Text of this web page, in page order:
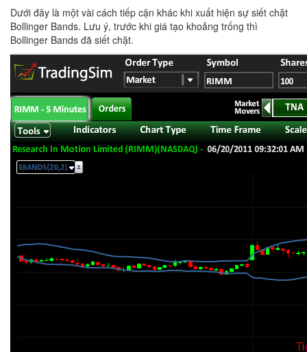
Dưới đây là một vài cách tiếp cận khác khi xuất hiện sự siết chặt
Bollinger Bands. Lưu ý, trước khi giá tạo khoảng trống thì
Bollinger Bands đã siết chặt.